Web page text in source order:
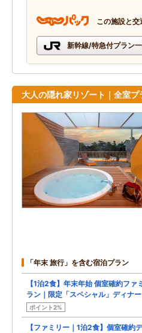
この施設と
新幹線/特急付プラン
大人の隠れ家リゾート｜全室
「年末 旅行」を含む宿泊プラン
【1泊2食】年末年始 個室確約ファ
ラン｜限定「スペシャル」ディナー
ポイント2%
【ファミリー｜1泊2食】個室確約